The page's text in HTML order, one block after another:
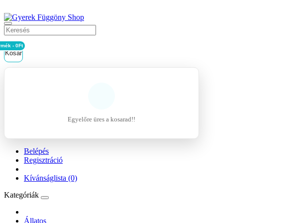
Kosár
- 0Ft
Egyelőre üres a kosarad!!
Belépés
Regisztráció
Kívánságlista (0)
Kategóriák
Állatos